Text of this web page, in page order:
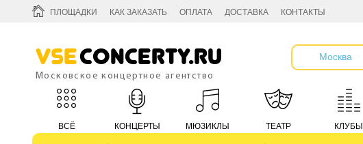
ПЛОЩАДКИ КАК ЗАКАЗАТЬ ОПЛАТА ДОСТАВКА КОНТАКТЫ
VseConcerty.ru
Московское концертное агентство
Москва
ВСЁ КОНЦЕРТЫ МЮЗИКЛЫ ТЕАТР КЛУБЫ